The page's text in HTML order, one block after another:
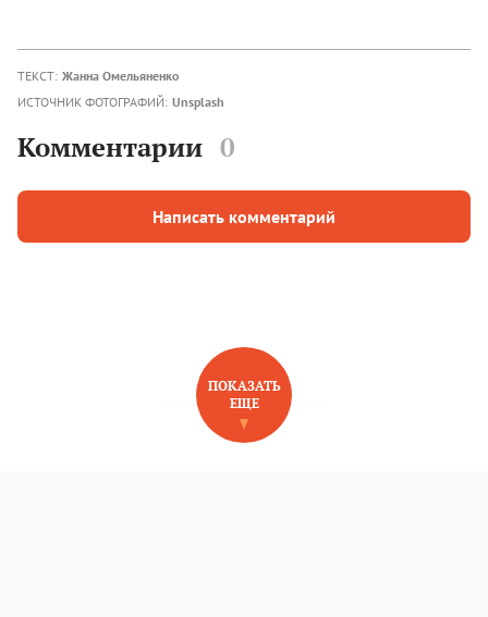
ТЕКСТ: Жанна Омельяненко
ИСТОЧНИК ФОТОГРАФИЙ: Unsplash
Комментарии 0
Написать комментарий
НОВОЕ НА САЙТЕ
ПОКАЗАТЬ
ЕЩЕ